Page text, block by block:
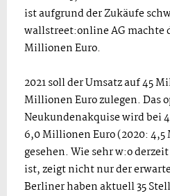
ist aufgrund der Zukäufe
wallstreet:online AG machte
Millionen Euro.
2021 soll der Umsatz auf 45
Millionen Euro zulegen. Das
Neukundenakquise wird bei
6,0 Millionen Euro (2020:
gesehen. Wie sehr w:o
ist, zeigt nicht nur der
Berliner haben aktuell 35